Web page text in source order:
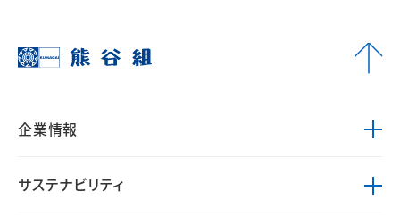
企業情報
サステナビリティ